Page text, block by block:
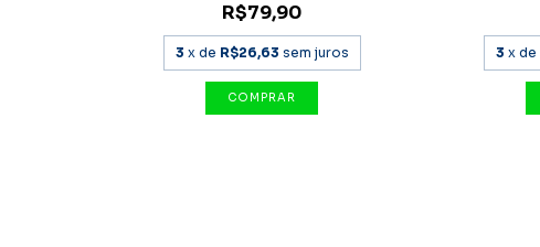
R$79,90
3 x de R$26,63 sem juros 3 x de